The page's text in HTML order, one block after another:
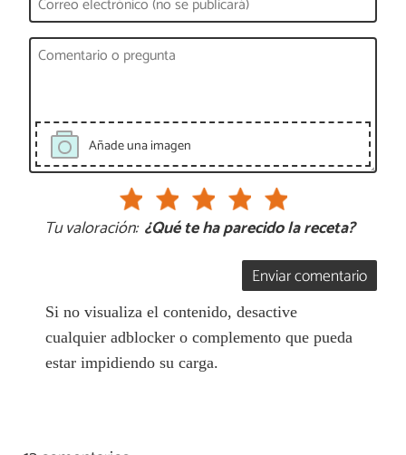
Añade una imagen
Tu valoración: ¿Qué te ha parecido la receta?
Enviar comentario
Si no visualiza el contenido, desactive
cualquier adblocker o complemento que pueda
estar impidiendo su carga.